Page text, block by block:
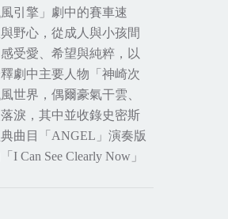
引擎」劇中的賽車速
野心，從成人與小孩間
受愛、希望與純粹，以
劇中主要人物「神崎次
世界，偶爾豪氣干雲、
淚，其中並收錄史密斯
曲目「 ANGEL 」演奏版
「 I Can See Clearly Now」